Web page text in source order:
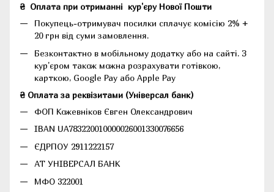
₴ Оплата при отриманні кур'єру Нової Пошти
Покупець-отримувач посилки сплачує комісію 2% +
20 грн від суми замовлення.
Безконтактно в мобільному додатку або на сайті. З
кур'єром також можна розрахувати готівкою,
карткою, Google Pay або Apple Pay
₴ Оплата за реквізитами (Універсал банк)
ФОП Кожевніков Євген Олександрович
IBAN UA783220010000026001330076656
ЄДРПОУ 2911222157
АТ УНІВЕРСАЛ БАНК
МФО 322001